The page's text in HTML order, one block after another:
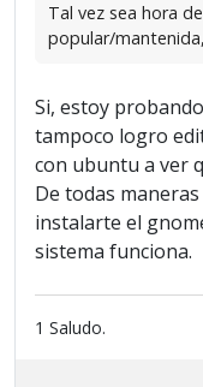
Tal vez sea hora
popular/
Si, estoy
tampoco logro
con ubuntu a ver
De todas
instalarte el
sistema funciona.
1 Saludo.